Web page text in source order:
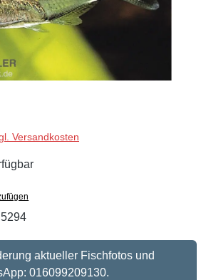
Versandkosten
5294
aktueller Fischfotos und
016099209130.